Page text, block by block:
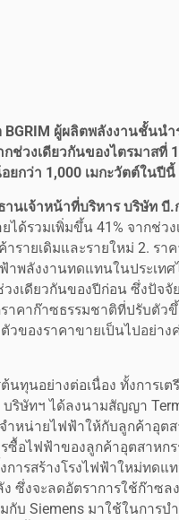
ผู้ผลิตพลังงานชั้นนำ
ช่วงเดียวกันของไตรมาส
กว่า 1,000 เมกะวัตต์ในปีนี้
นเจ้าหน้าที่บริหาร บริษัท บี.
ได้รวมเพิ่มขึ้น 41% จากช่
รายเดิมและรายใหม่ 2. ร
าพลังงานทดแทนในประเท
งเดียวกันของปีก่อน ซึ่งปัจ
าคาก๊าซธรรมชาติที่ปรับตัว
วของราคาขายเป็นไปอย่า
นทุนอย่างต่อเนื่อง ทั้งการเ
ษัทฯ ได้ลงนามสัญญา
หน่ายไฟฟ้าให้กับลูกค้าอุต
อไฟฟ้าของลูกค้าอุตสาหก
ารสร้างโรงไฟฟ้าใหม่ทดแท
ซึ่งจะลดอัตราการใช้ก๊าซล
กับ Siemens มาใช้ในการ